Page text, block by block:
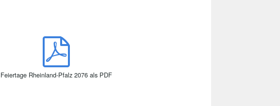
Feiertage Rheinland-Pfalz 2076 als PDF